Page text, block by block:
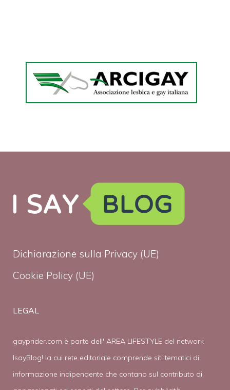
Dichiarazione sulla Privacy (UE)
Cookie Policy (UE)
LEGAL
gayprider.com è parte dell' AREA LIFESTYLE del network
IsayBlog! la cui rete editoriale comprende siti tematici di
informazione indipendente che contano sul contributo di